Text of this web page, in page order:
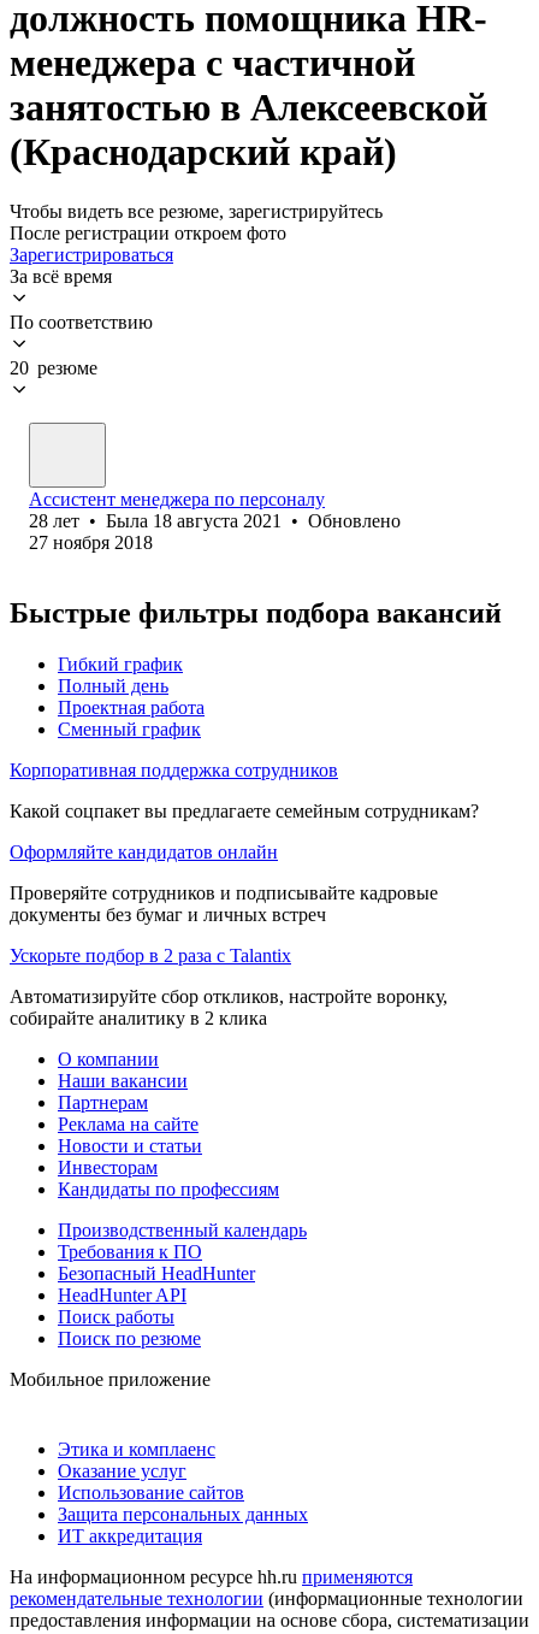
должность помощника HR-
менеджера с частичной
занятостью в Алексеевской
(Краснодарский край)
Чтобы видеть все резюме, зарегистрируйтесь
После регистрации откроем фото
Зарегистрироваться
За всё время
По соответствию
20 резюме
Ассистент менеджера по персоналу
28 лет • Была 18 августа 2021 • Обновлено
27 ноября 2018
Быстрые фильтры подбора вакансий
Гибкий график
Полный день
Проектная работа
Сменный график
Корпоративная поддержка сотрудников
Какой соцпакет вы предлагаете семейным сотрудникам?
Оформляйте кандидатов онлайн
Проверяйте сотрудников и подписывайте кадровые
документы без бумаг и личных встреч
Ускорьте подбор в 2 раза с Talantix
Автоматизируйте сбор откликов, настройте воронку,
собирайте аналитику в 2 клика
О компании
Наши вакансии
Партнерам
Реклама на сайте
Новости и статьи
Инвесторам
Кандидаты по профессиям
Производственный календарь
Требования к ПО
Безопасный HeadHunter
HeadHunter API
Поиск работы
Поиск по резюме
Мобильное приложение
Этика и комплаенс
Оказание услуг
Использование сайтов
Защита персональных данных
ИТ аккредитация
На информационном ресурсе hh.ru применяются
рекомендательные технологии (информационные технологии
предоставления информации на основе сбора, систематизации